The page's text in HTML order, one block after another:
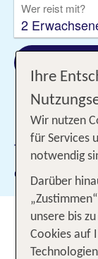
Wer reist mit?
2
1 Filter
Gewählte Filter:
Dein
Ihre
Wir nutzen
für Services
notwendig
Darüber
unsere bis
Cookies auf